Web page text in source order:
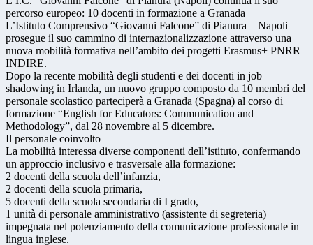
percorso europeo: 10 docenti in formazione a Granada
L’Istituto Comprensivo “Giovanni Falcone” di Pianura – Napoli
prosegue il suo cammino di internazionalizzazione attraverso una
nuova mobilità formativa nell’ambito dei progetti Erasmus+ PNRR
INDIRE.
Dopo la recente mobilità degli studenti e dei docenti in job
shadowing in Irlanda, un nuovo gruppo composto da 10 membri del
personale scolastico parteciperà a Granada (Spagna) al corso di
formazione “English for Educators: Communication and
Methodology”, dal 28 novembre al 5 dicembre.
Il personale coinvolto
La mobilità interessa diverse componenti dell’istituto, confermando
un approccio inclusivo e trasversale alla formazione:
2 docenti della scuola dell’infanzia,
2 docenti della scuola primaria,
5 docenti della scuola secondaria di I grado,
1 unità di personale amministrativo (assistente di segreteria)
impegnata nel potenziamento della comunicazione professionale in
lingua inglese.